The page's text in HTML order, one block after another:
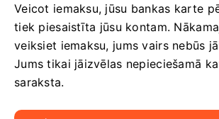
Veicot iemaksu, jūsu bankas karte
tiek piesaistīta jūsu kontam.
veiksiet iemaksu, jums vairs nebūs
Jums tikai jāizvēlas nepieciešamā
saraksta.